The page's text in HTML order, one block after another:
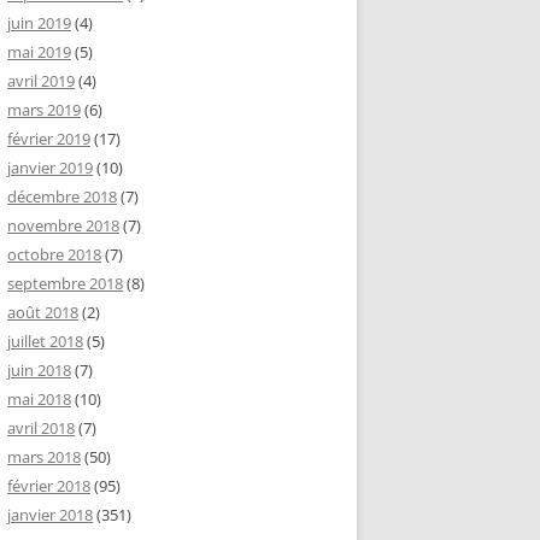
juin 2019(4)
mai 2019(5)
avril 2019(4)
mars 2019(6)
février 2019(17)
janvier 2019(10)
décembre 2018(7)
novembre 2018(7)
octobre 2018(7)
septembre 2018(8)
août 2018(2)
juillet 2018(5)
juin 2018(7)
mai 2018(10)
avril 2018(7)
mars 2018(50)
février 2018(95)
janvier 2018(351)